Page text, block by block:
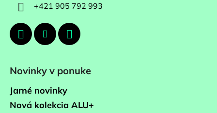
+421 905 792 993
Novinky v ponuke
Jarné novinky
Nová kolekcia ALU+